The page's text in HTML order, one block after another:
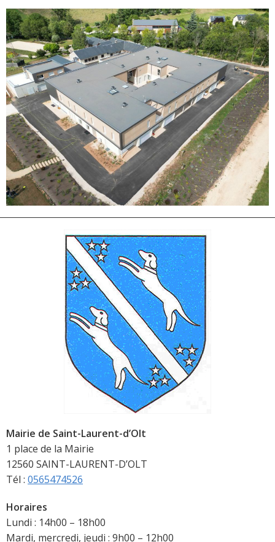
Mairie de Saint-Laurent-d’Olt
1 place de la Mairie
12560 SAINT-LAURENT-D’OLT
Tél : 0565474526
Horaires
Lundi : 14h00 – 18h00
Mardi, mercredi, jeudi : 9h00 – 12h00